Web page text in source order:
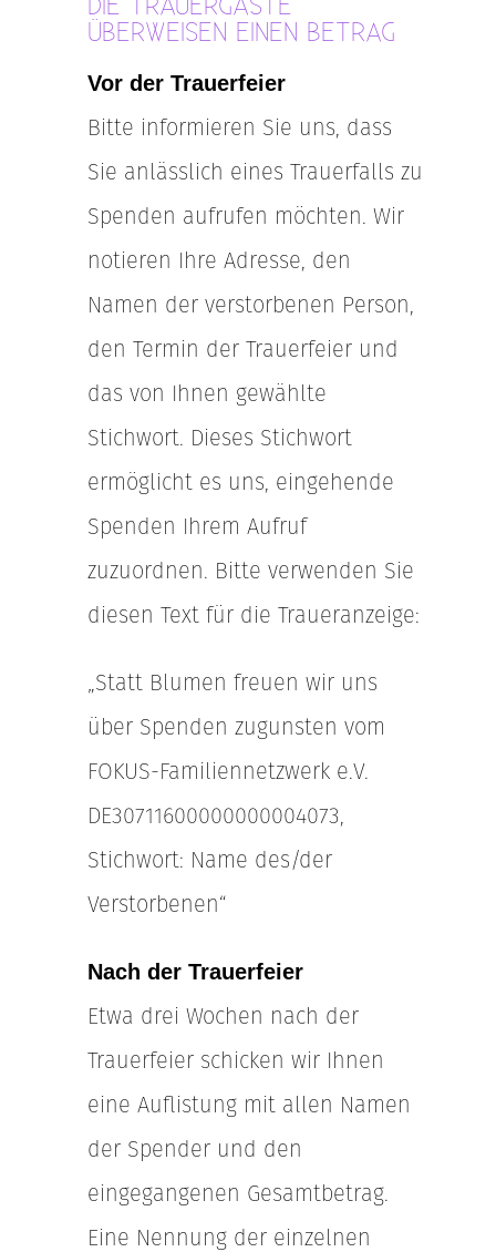
ÜBERWEISEN EINEN BETRAG
Vor der Trauerfeier
Bitte informieren Sie uns, dass
Sie anlässlich eines Trauerfalls zu
Spenden aufrufen möchten. Wir
notieren Ihre Adresse, den
Namen der verstorbenen Person,
den Termin der Trauerfeier und
das von Ihnen gewählte
Stichwort. Dieses Stichwort
ermöglicht es uns, eingehende
Spenden Ihrem Aufruf
zuzuordnen. Bitte verwenden Sie
diesen Text für die Traueranzeige:
„Statt Blumen freuen wir uns
über Spenden zugunsten vom
FOKUS-Familiennetzwerk e.V.
DE30711600000000004073,
Stichwort: Name des/der
Verstorbenen“
Nach der Trauerfeier
Etwa drei Wochen nach der
Trauerfeier schicken wir Ihnen
eine Auflistung mit allen Namen
der Spender und den
eingegangenen Gesamtbetrag.
Eine Nennung der einzelnen